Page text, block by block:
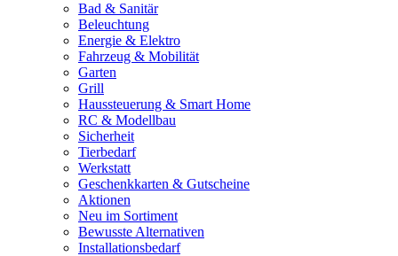
Bad & Sanitär
Beleuchtung
Energie & Elektro
Fahrzeug & Mobilität
Garten
Grill
Haussteuerung & Smart Home
RC & Modellbau
Sicherheit
Tierbedarf
Werkstatt
Geschenkkarten & Gutscheine
Aktionen
Neu im Sortiment
Bewusste Alternativen
Installationsbedarf